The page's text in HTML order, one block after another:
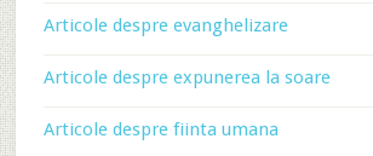
Articole despre evanghelizare
Articole despre expunerea la soare
Articole despre fiinta umana